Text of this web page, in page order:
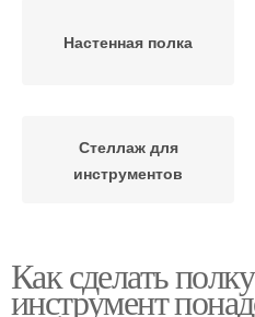
Настенная полка
Стеллаж для
инструментов
Как сделать
инструмент